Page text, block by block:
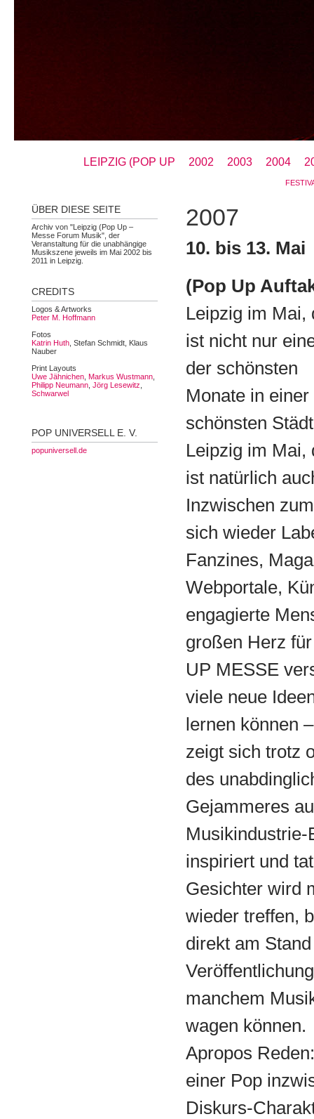
LEIPZIG (POP UP 2002 2003 2004
ÜBER DIESE SEITE
Archiv von "Leipzig (Pop Up –
Messe Forum Musik", der
Veranstaltung für die unabhängige
Musikszene jeweils im Mai 2002 bis
2011 in Leipzig.
CREDITS
Logos & Artworks
Peter M. Hoffmann
Fotos
Katrin Huth, Stefan Schmidt, Klaus
Nauber
Print Layouts
Uwe Jähnichen, Markus Wustmann,
Philipp Neumann, Jörg Lesewitz
Schwarwel
POP UNIVERSELL E. V.
popuniversell.de
2007
10. bis 13. Mai
(Pop Up
Leipzig im Mai,
ist nicht nur
der schönsten
Monate in einer
schönsten
Leipzig im Mai,
ist natürlich
Inzwischen
sich wieder
Fanzines,
Webportale,
engagierte
großen Herz
UP MESSE
viele neue
lernen können
zeigt sich trotz
des
Gejammeres
Musikindustrie-
inspiriert und
Gesichter wird
wieder treffen,
direkt am
manchem
wagen können.
Apropos
einer Pop
Diskurs-